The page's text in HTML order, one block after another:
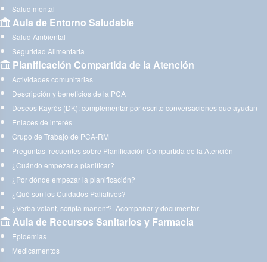
Salud mental
Aula de Entorno Saludable
Salud Ambiental
Seguridad Alimentaria
Planificación Compartida de la Atención
Actividades comunitarias
Descripción y beneficios de la PCA
Deseos Kayrós (DK): complementar por escrito conversaciones que ayudan
Enlaces de interés
Grupo de Trabajo de PCA-RM
Preguntas frecuentes sobre Planificación Compartida de la Atención
¿Cuándo empezar a planificar?
¿Por dónde empezar la planificación?
¿Qué son los Cuidados Paliativos?
¿Verba volant, scripta manent?. Acompañar y documentar.
Aula de Recursos Sanitarios y Farmacia
Epidemias
Medicamentos